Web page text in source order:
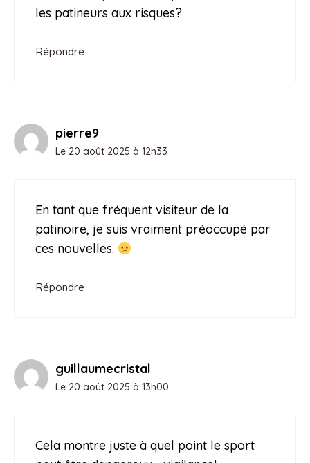
les patineurs aux risques?
Répondre
pierre9
Le 20 août 2025 à 12h33
En tant que fréquent visiteur de la
patinoire, je suis vraiment préoccupé par
ces nouvelles.
Répondre
guillaumecristal
Le 20 août 2025 à 13h00
Cela montre juste à quel point le sport